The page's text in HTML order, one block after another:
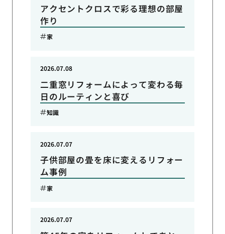
アクセントクロスで彩る理想の部屋
作り
家
二重窓リフォームによって変わる毎
日のルーティンと喜び
2026.07.08
知識
子供部屋の畳を床に変えるリフォー
ム事例
2026.07.07
家
2026.07.07